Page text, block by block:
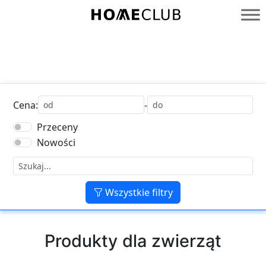
Homeclub
Cena:
-
Przeceny
Nowości
Wszystkie filtry
Produkty dla zwierząt